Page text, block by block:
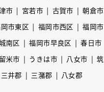
市 宮若市 古賀市 朝倉市
市東区 福岡市西区 福岡
南区 福岡市早良区 春日市
米市 うきは市 八女市
三井郡 三潴郡 八女郡